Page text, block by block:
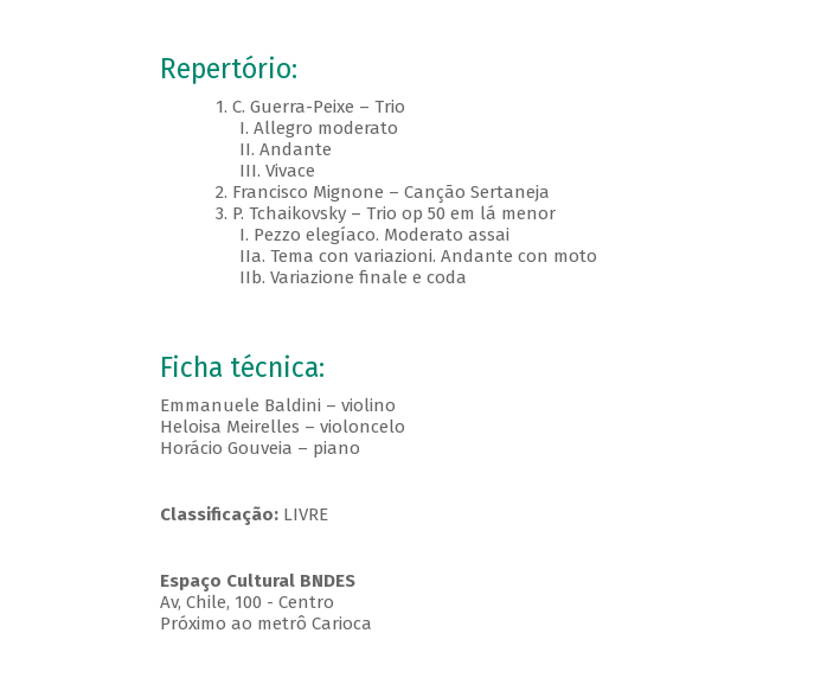
Repertório:
1. C. Guerra-Peixe – Trio
I. Allegro moderato
II. Andante
III. Vivace
2. Francisco Mignone – Canção Sertaneja
3. P. Tchaikovsky – Trio op 50 em lá menor
I. Pezzo elegíaco. Moderato assai
IIa. Tema con variazioni. Andante con moto
IIb. Variazione finale e coda
Ficha técnica:
Emmanuele Baldini – violino
Heloisa Meirelles – violoncelo
Horácio Gouveia – piano
Classificação:LIVRE
Espaço Cultural BNDES
Av, Chile, 100 - Centro
Próximo ao metrô Carioca